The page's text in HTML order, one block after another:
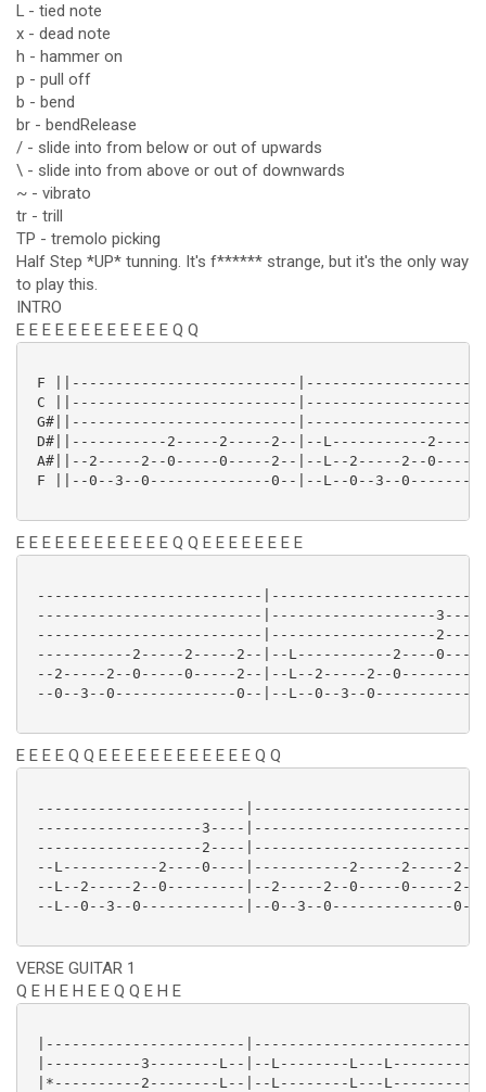
L - tied note
x - dead note
h - hammer on
p - pull off
b - bend
br - bendRelease
/ - slide into from below or out of upwards
\ - slide into from above or out of downwards
~ - vibrato
tr - trill
TP - tremolo picking
Half Step *UP* tunning. It's f****** strange, but it's the only way
to play this.
INTRO
E E E E E E E E E E E E Q Q
F ||--------------------------
C ||--------------------------|-------------------
G#||--------------------------|-------------------
D#||-----------2-----2-----2--|--L-----------2----
A#||--2-----2--0-----0-----2--|--L--2-----2--
F ||--0--3--0--------------0--|--L--0--3--
E E E E E E E E E E E E Q Q E E E E E E E E
--------------------------
--------------------------|-------------------
--------------------------|-------------------
-----------2-----2-----2--|--L-----------2----
--2-----2--0-----0-----2--|--L--2-----2--
--0--3--0--------------0--|--L--0--3--
E E E E Q Q E E E E E E E E E E E E Q Q
------------------------
-------------------3----
-------------------2----
--L-----------2----0----|-----------2-----2-----2--
--L--2-----2--0---------|--2-----2--0-----0-----
--L--0--3--0------------|--0--3--0--------------
VERSE GUITAR 1
Q E H E H E E Q Q E H E
|-----------------------|-------------------------
|-----------3--------L--|--L--------L---
|*----------2--------L--|--L--------L---L---------